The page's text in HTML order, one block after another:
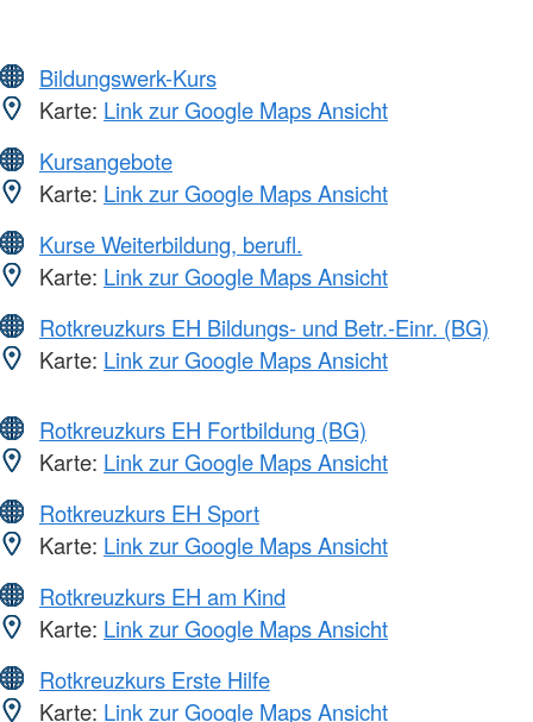
Bildungswerk-Kurs
Karte: Link zur Google Maps Ansicht
Kursangebote
Karte: Link zur Google Maps Ansicht
Kurse Weiterbildung, berufl.
Karte: Link zur Google Maps Ansicht
Rotkreuzkurs EH Bildungs- und Betr.-Einr. (BG)
Karte: Link zur Google Maps Ansicht
Rotkreuzkurs EH Fortbildung (BG)
Karte: Link zur Google Maps Ansicht
Rotkreuzkurs EH Sport
Karte: Link zur Google Maps Ansicht
Rotkreuzkurs EH am Kind
Karte: Link zur Google Maps Ansicht
Rotkreuzkurs Erste Hilfe
Karte: Link zur Google Maps Ansicht